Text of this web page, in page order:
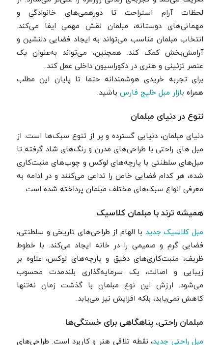
لحظات آرام استراحت تا دورهمی‌های خانوادگی و
مهمانی‌های دوستانه، مبلمان نقش مهمی ایفا می‌کند.
انتخاب مبلمان مناسب می‌تواند به ایجاد فضایی دلنشین و
آرامش‌بخش کمک کند. همچنین، می‌تواند به‌عنوان یک
عنصر تزئینی و هنری در دکوراسیون داخلی عمل کند.
برای تجربه خریدی هوشمندانه حتما تا پایان این مطلب
همراه بازار مبل خلیج فارسباشید.
تنوع در دنیای مبلمان
دنیای مبلمان، دنیایی گسترده و پر از تنوع سبک‌ها است. از
مبل های راحتی با طراحی‌های مدرن و رنگ‌های شاد گرفته تا
مبل‌های سلطنتی با پارچه‌های لوکس و چوب‌های منبت‌کاری
شده، هر کدام فضایی خاص را تداعی می‌کنند و در ادامه به
معرفی انواع سبک‌های مختلف مبلمان پرداخته شده است.
همیشه ترند با مبلمان کلاسیک
مبل کلاسیک جدید با الهام از طراحی‌های تاریخی و سلطنتی،
فضایی گرم و صمیمی را در خانه ایجاد می‌کند. با خطوط
ظریف، منبت‌کاری‌های دقیق و پارچه‌های لوکس، علاوه بر
زیبایی و اصالت، یک سرمایه‌گذاری بلندمدت محسوب
می‌شود. ارزش این نوع مبلمان با گذشت زمان نه‌تنها
کاهش نمی‌یابد، بلکه افزایش نیز می‌یابد.
مبلمان راحتی، پناهگاهی برای خستگی‌ها
مبل راحتی جديد، نقطه تلاقی هنر و کاربرد است. طراحی‌های